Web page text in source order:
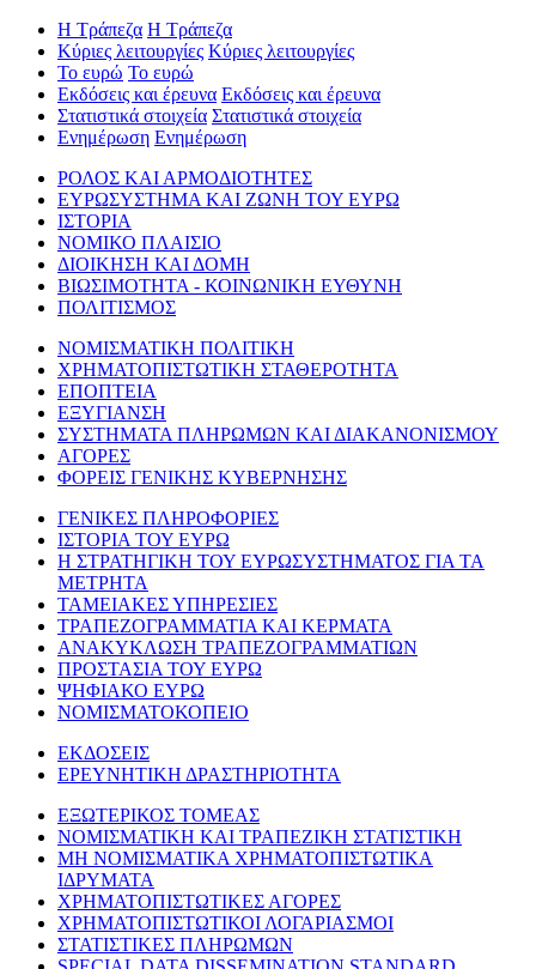
Η Τράπεζα Η Τράπεζα
Κύριες λειτουργίες Κύριες λειτουργίες
Το ευρώ Το ευρώ
Εκδόσεις και έρευνα Εκδόσεις και έρευνα
Στατιστικά στοιχεία Στατιστικά στοιχεία
Ενημέρωση Ενημέρωση
ΡΟΛΟΣ ΚΑΙ ΑΡΜΟΔΙΟΤΗΤΕΣ
ΕΥΡΩΣΥΣΤΗΜΑ ΚΑΙ ΖΩΝΗ ΤΟΥ ΕΥΡΩ
ΙΣΤΟΡΙΑ
ΝΟΜΙΚΟ ΠΛΑΙΣΙΟ
ΔΙΟΙΚΗΣΗ ΚΑΙ ΔΟΜΗ
ΒΙΩΣΙΜΟΤΗΤΑ - ΚΟΙΝΩΝΙΚΗ ΕΥΘΥΝΗ
ΠΟΛΙΤΙΣΜΟΣ
ΝΟΜΙΣΜΑΤΙΚΗ ΠΟΛΙΤΙΚΗ
ΧΡΗΜΑΤΟΠΙΣΤΩΤΙΚΗ ΣΤΑΘΕΡΟΤΗΤΑ
ΕΠΟΠΤΕΙΑ
ΕΞΥΓΙΑΝΣΗ
ΣΥΣΤΗΜΑΤΑ ΠΛΗΡΩΜΩΝ ΚΑΙ ΔΙΑΚΑΝΟΝΙΣΜΟΥ
ΑΓΟΡΕΣ
ΦΟΡΕΙΣ ΓΕΝΙΚΗΣ ΚΥΒΕΡΝΗΣΗΣ
ΓΕΝΙΚΕΣ ΠΛΗΡΟΦΟΡΙΕΣ
ΙΣΤΟΡΙΑ ΤΟΥ ΕΥΡΩ
Η ΣΤΡΑΤΗΓΙΚΗ ΤΟΥ ΕΥΡΩΣΥΣΤΗΜΑΤΟΣ ΓΙΑ ΤΑ
ΜΕΤΡΗΤΑ
ΤΑΜΕΙΑΚΕΣ ΥΠΗΡΕΣΙΕΣ
ΤΡΑΠΕΖΟΓΡΑΜΜΑΤΙΑ ΚΑΙ ΚΕΡΜΑΤΑ
ΑΝΑΚΥΚΛΩΣΗ ΤΡΑΠΕΖΟΓΡΑΜΜΑΤΙΩΝ
ΠΡΟΣΤΑΣΙΑ ΤΟΥ ΕΥΡΩ
ΨΗΦΙΑΚΟ ΕΥΡΩ
ΝΟΜΙΣΜΑΤΟΚΟΠΕΙΟ
ΕΚΔΟΣΕΙΣ
ΕΡΕΥΝΗΤΙΚΗ ΔΡΑΣΤΗΡΙΟΤΗΤΑ
ΕΞΩΤΕΡΙΚΟΣ ΤΟΜΕΑΣ
ΝΟΜΙΣΜΑΤΙΚΗ ΚΑΙ ΤΡΑΠΕΖΙΚΗ ΣΤΑΤΙΣΤΙΚΗ
ΜΗ ΝΟΜΙΣΜΑΤΙΚΑ ΧΡΗΜΑΤΟΠΙΣΤΩΤΙΚΑ
ΙΔΡΥΜΑΤΑ
ΧΡΗΜΑΤΟΠΙΣΤΩΤΙΚΕΣ ΑΓΟΡΕΣ
ΧΡΗΜΑΤΟΠΙΣΤΩΤΙΚΟΙ ΛΟΓΑΡΙΑΣΜΟΙ
ΣΤΑΤΙΣΤΙΚΕΣ ΠΛΗΡΩΜΩΝ